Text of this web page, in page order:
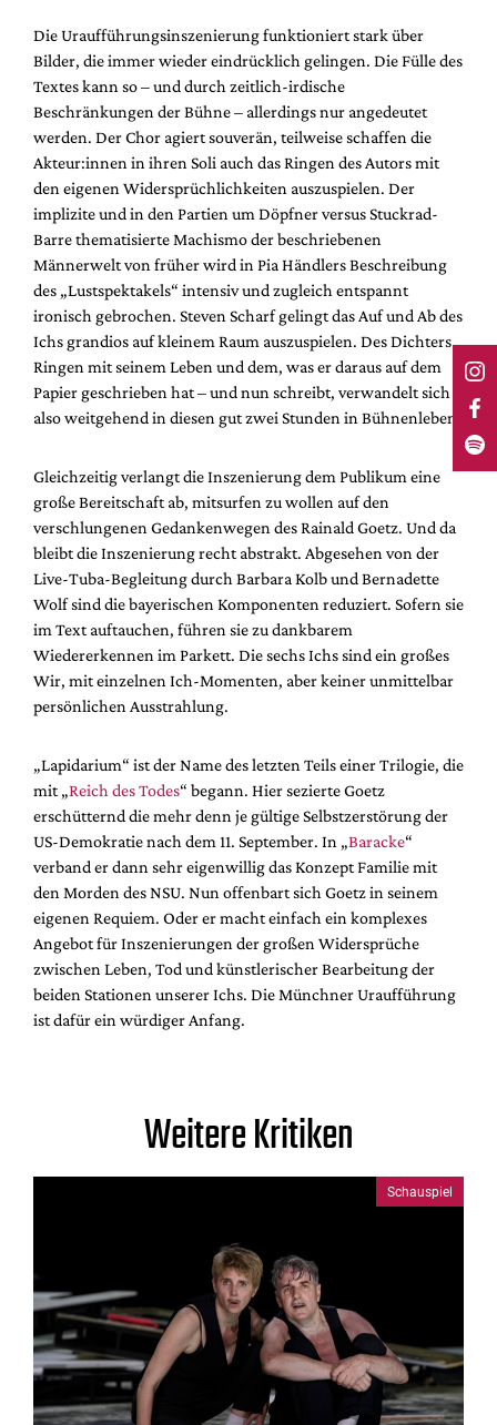
Die Uraufführungsinszenierung funktioniert stark über
Bilder, die immer wieder eindrücklich gelingen. Die Fülle des
Textes kann so – und durch zeitlich-irdische
Beschränkungen der Bühne – allerdings nur angedeutet
werden. Der Chor agiert souverän, teilweise schaffen die
Akteur:innen in ihren Soli auch das Ringen des Autors mit
den eigenen Widersprüchlichkeiten auszuspielen. Der
implizite und in den Partien um Döpfner versus Stuckrad-
Barre thematisierte Machismo der beschriebenen
Männerwelt von früher wird in Pia Händlers Beschreibung
des „Lustspektakels“ intensiv und zugleich entspannt
ironisch gebrochen. Steven Scharf gelingt das Auf und Ab des
Ichs grandios auf kleinem Raum auszuspielen. Des Dichters
Ringen mit seinem Leben und dem, was er daraus auf dem
Papier geschrieben hat – und nun schreibt, verwandelt sich
also weitgehend in diesen gut zwei Stunden in Bühnenleben.
Gleichzeitig verlangt die Inszenierung dem Publikum eine
große Bereitschaft ab, mitsurfen zu wollen auf den
verschlungenen Gedankenwegen des Rainald Goetz. Und da
bleibt die Inszenierung recht abstrakt. Abgesehen von der
Live-Tuba-Begleitung durch Barbara Kolb und Bernadette
Wolf sind die bayerischen Komponenten reduziert. Sofern sie
im Text auftauchen, führen sie zu dankbarem
Wiedererkennen im Parkett. Die sechs Ichs sind ein großes
Wir, mit einzelnen Ich-Momenten, aber keiner unmittelbar
persönlichen Ausstrahlung.
„Lapidarium“ ist der Name des letzten Teils einer Trilogie, die
mit „Reich des Todes“ begann. Hier sezierte Goetz
erschütternd die mehr denn je gültige Selbstzerstörung der
US-Demokratie nach dem 11. September. In „Baracke“
verband er dann sehr eigenwillig das Konzept Familie mit
den Morden des NSU. Nun offenbart sich Goetz in seinem
eigenen Requiem. Oder er macht einfach ein komplexes
Angebot für Inszenierungen der großen Widersprüche
zwischen Leben, Tod und künstlerischer Bearbeitung der
beiden Stationen unserer Ichs. Die Münchner Uraufführung
ist dafür ein würdiger Anfang.
Weitere Kritiken
Schauspiel